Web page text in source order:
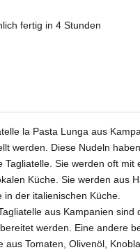
fertig in 4 Stunden
la Pasta Lunga aus
werden. Diese Nudeln
Tagliatelle. Sie werden oft
Küche. Sie werden aus
der italienischen Küche.
aus Kampanien sind
werden. Eine andere
aus Tomaten, Olivenöl,